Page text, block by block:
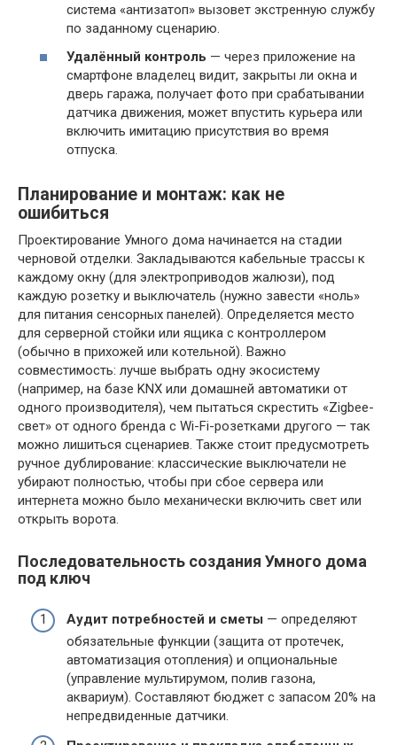
система «антизатоп» вызовет экстренную службу
по заданному сценарию.
Удалённый контроль — через приложение на
смартфоне владелец видит, закрыты ли окна и
дверь гаража, получает фото при срабатывании
датчика движения, может впустить курьера или
включить имитацию присутствия во время
отпуска.
Планирование и монтаж: как не
ошибиться
Проектирование Умного дома начинается на стадии
черновой отделки. Закладываются кабельные трассы к
каждому окну (для электроприводов жалюзи), под
каждую розетку и выключатель (нужно завести «ноль»
для питания сенсорных панелей). Определяется место
для серверной стойки или ящика с контроллером
(обычно в прихожей или котельной). Важно
совместимость: лучше выбрать одну экосистему
(например, на базе KNX или домашней автоматики от
одного производителя), чем пытаться скрестить «Zigbee-
свет» от одного бренда с Wi-Fi-розетками другого — так
можно лишиться сценариев. Также стоит предусмотреть
ручное дублирование: классические выключатели не
убирают полностью, чтобы при сбое сервера или
интернета можно было механически включить свет или
открыть ворота.
Последовательность создания Умного дома
под ключ
Аудит потребностей и сметы — определяют
обязательные функции (защита от протечек,
автоматизация отопления) и опциональные
(управление мультирумом, полив газона,
аквариум). Составляют бюджет с запасом 20% на
непредвиденные датчики.